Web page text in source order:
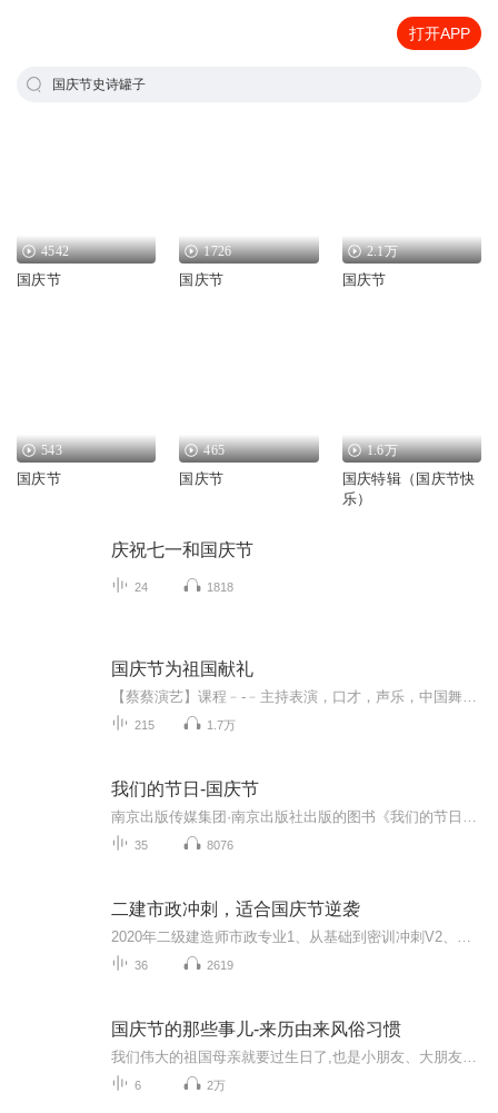
打开APP
国庆节史诗罐子
4542
国庆节
1726
国庆节
2.1万
国庆节
543
国庆节
465
国庆节
1.6万
国庆特辑（国庆节快
乐）
庆祝七一和国庆节
24 1818
国庆节为祖国献礼
215 1.7万
我们的节日-国庆节
35 8076
二建市政冲刺，适合国庆节逆袭
36 2619
国庆节的那些事儿-来历由来风俗习惯
6 2万